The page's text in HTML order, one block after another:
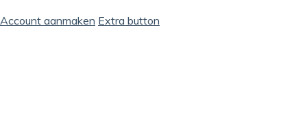
Account aanmaken Extra button